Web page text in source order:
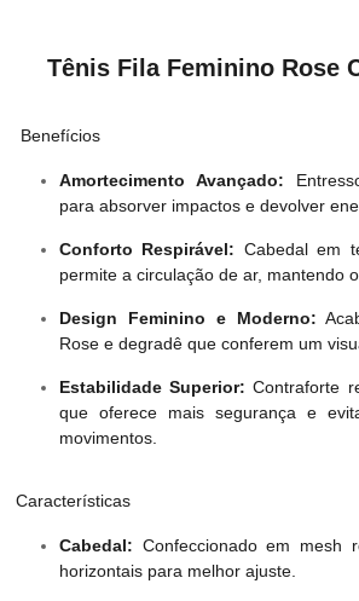
Tênis Fila Feminino Rose
Benefícios
Amortecimento Avançado:
para absorver impactos e devolver
Conforto Respirável: Cabedal em
permite a circulação de ar, mantendo
Design Feminino e Moderno:
Rose e degradê que conferem um
Estabilidade Superior: Contraforte
que oferece mais segurança e
movimentos.
Características
Cabedal: Confeccionado em mesh
horizontais para melhor ajuste.